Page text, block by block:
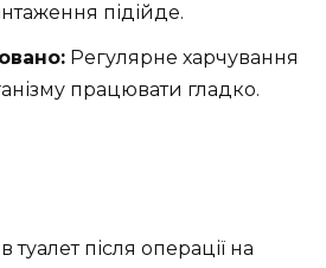
підійде.
Регулярне харчування
працювати гладко.
туалет після операції на